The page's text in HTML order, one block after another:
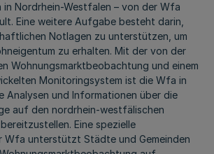
Nordrhein-Westfalen – von der Wfa
Eine weitere Aufgabe besteht darin,
Notlagen zu unterstützen, um
zu erhalten. Mit der von der
Wohnungsmarktbeobachtung und einem
Monitoringsystem ist die Wfa in
Analysen und Informationen über die
auf den nordrhein-westfälischen
Eine spezielle
Wfa unterstützt Städte und Gemeinden